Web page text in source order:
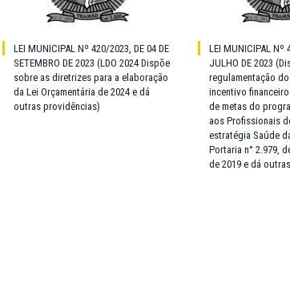
LEI MUNICIPAL Nº 420/2023, DE 04 DE
SETEMBRO DE 2023 (LDO 2024 Dispõe
sobre as diretrizes para a elaboração
da Lei Orçamentária de 2024 e dá
outras providências)
LEI MUNICIPAL Nº
JULHO DE 2023
regulamentação
incentivo
de metas do
aos Profissionais
estratégia Saúde
Portaria n° 2.979,
de 2019 e dá